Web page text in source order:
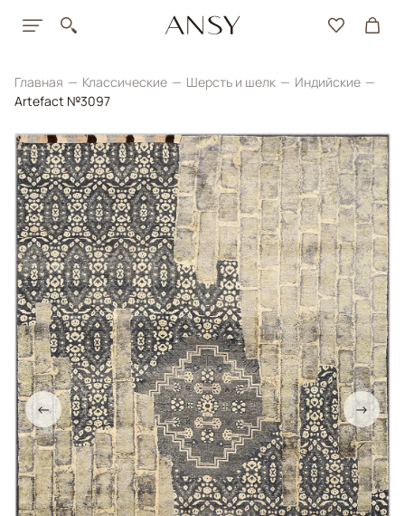
Главная Классические Шерсть и шелк
Индийские
Artefact №3097
← →